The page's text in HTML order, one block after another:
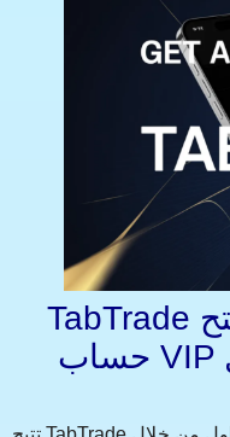
TabTrade تدعو الإماراتيين إلى فتح
حساب VIP حصري مع مزايا تداول